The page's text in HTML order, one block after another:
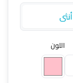
أنثى
اللون